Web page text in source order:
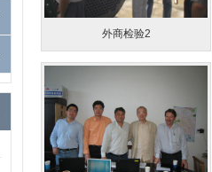
外商检验2